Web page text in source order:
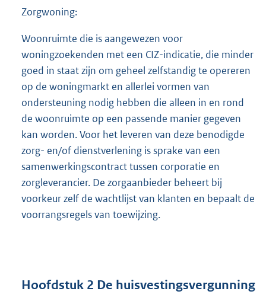
Zorgwoning:
Woonruimte die is aangewezen voor
woningzoekenden met een CIZ-indicatie, die minder
goed in staat zijn om geheel zelfstandig te opereren
op de woningmarkt en allerlei vormen van
ondersteuning nodig hebben die alleen in en rond
de woonruimte op een passende manier gegeven
kan worden. Voor het leveren van deze benodigde
zorg- en/of dienstverlening is sprake van een
samenwerkingscontract tussen corporatie en
zorgleverancier. De zorgaanbieder beheert bij
voorkeur zelf de wachtlijst van klanten en bepaalt de
voorrangsregels van toewijzing.
Hoofdstuk 2 De huisvestingsvergunning